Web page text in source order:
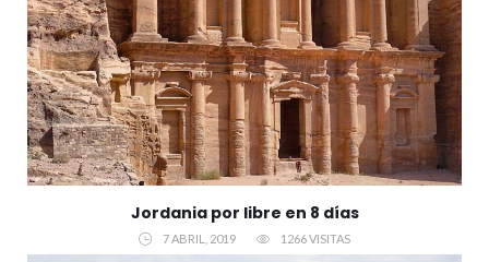
Jordania por libre en 8 días
7 ABRIL, 2019 1266 VISITAS